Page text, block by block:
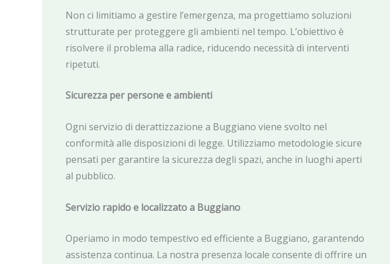
Non ci limitiamo a gestire l’emergenza, ma progettiamo soluzioni
strutturate per proteggere gli ambienti nel tempo. L’obiettivo è
risolvere il problema alla radice, riducendo necessità di interventi
ripetuti.
Sicurezza per persone e ambienti
Ogni servizio di derattizzazione a Buggiano viene svolto nel
conformità alle disposizioni di legge. Utilizziamo metodologie sicure
pensati per garantire la sicurezza degli spazi, anche in luoghi aperti
al pubblico.
Servizio rapido e localizzato a Buggiano
Operiamo in modo tempestivo ed efficiente a Buggiano, garantendo
assistenza continua. La nostra presenza locale consente di offrire un